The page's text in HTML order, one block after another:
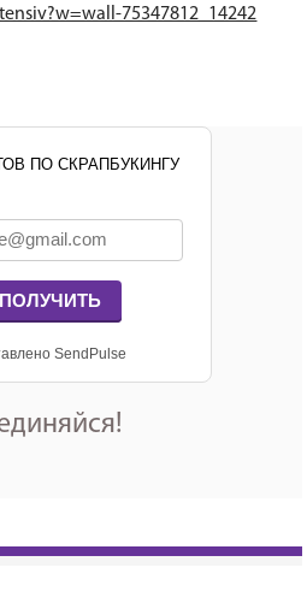
75347812_14242
ПО СКРАПБУКИНГУ
ПОЛУЧИТЬ
SendPulse